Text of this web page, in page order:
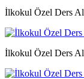
İlkokul Özel Ders
İlkokul Özel Ders